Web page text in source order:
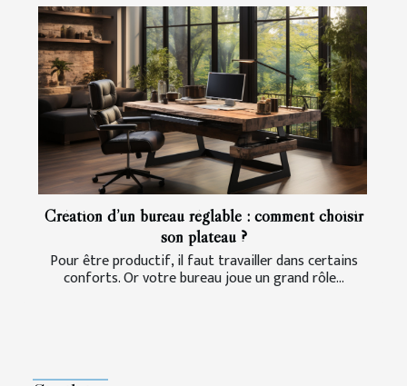
Création d’un bureau réglable : comment choisir
son plateau ?
Pour être productif, il faut travailler dans certains
conforts. Or votre bureau joue un grand rôle...